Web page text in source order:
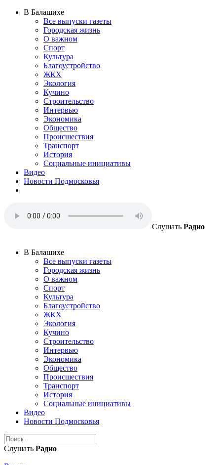
В Балашихе
Все выпуски газеты
Городская жизнь
О важном
Спорт
Культура
Благоустройство
ЖКХ
Экология
Кучино
Строительство
Интервью
Экономика
Общество
Происшествия
Транспорт
История
Социальные инициативы
Видео
Новости Подмосковья
Слушать Радио
В Балашихе
Все выпуски газеты
Городская жизнь
О важном
Спорт
Культура
Благоустройство
ЖКХ
Экология
Кучино
Строительство
Интервью
Экономика
Общество
Происшествия
Транспорт
История
Социальные инициативы
Видео
Новости Подмосковья
Слушать Радио